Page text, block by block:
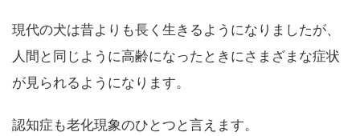
現代の犬は昔よりも長く生きるようになりましたが、
人間と同じように高齢になったときにさまざまな症状
が見られるようになります。
認知症も老化現象のひとつと言えます。